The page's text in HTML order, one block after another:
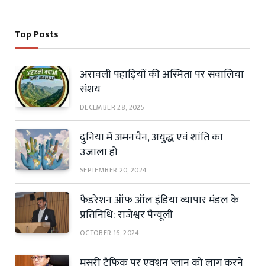
Top Posts
अरावली पहाड़ियों की अस्मिता पर सवालिया
संशय
DECEMBER 28, 2025
दुनिया में अमनचैन, अयुद्ध एवं शांति का
उजाला हो
SEPTEMBER 20, 2024
फैडरेशन ऑफ ऑल इंडिया व्यापार मंडल के
प्रतिनिधि: राजेश्वर पैन्यूली
OCTOBER 16, 2024